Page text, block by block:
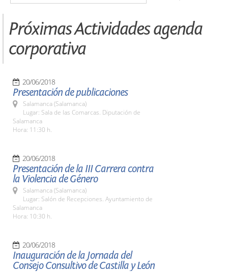
Próximas Actividades agenda
corporativa
20/06/2018
Presentación de publicaciones
Salamanca (Salamanca)
Lugar: Sala de las Comarcas. Diputación de
Salamanca
Hora: 11:30 h.
20/06/2018
Presentación de la III Carrera contra
la Violencia de Género
Salamanca (Salamanca)
Lugar: Salón de Recepciones. Ayuntamiento de
Salamanca
Hora: 10:30 h.
20/06/2018
Inauguración de la Jornada del
Consejo Consultivo de Castilla y León